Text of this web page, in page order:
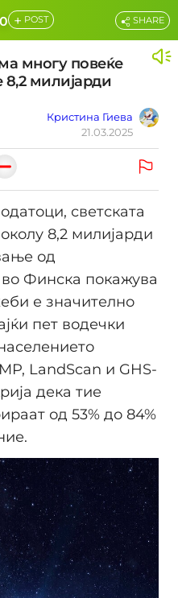
+ POST
многу повеќе
8,2 милијарди
Кристина Гиева
21.03.2025
SHARE
светската
8,2 милијарди
од
Финска покажува
е значително
пет водечки
LandScan и GHS-
дека тие
од 53% до 84%